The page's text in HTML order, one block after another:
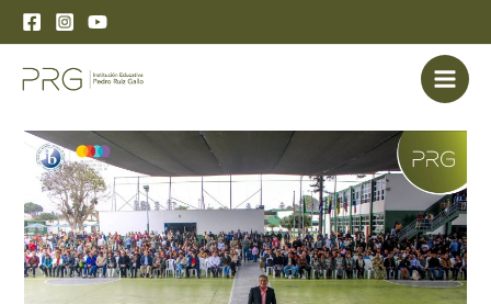
Skip
content